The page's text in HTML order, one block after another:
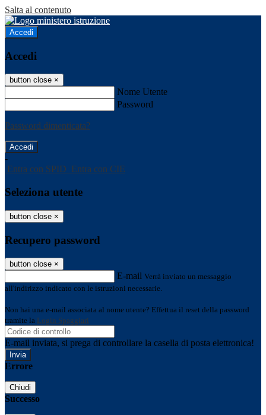
Salta al contenuto
Accedi
Accedi
button close ×
Nome Utente
Password
Password dimenticata?
-
Entra con SPID Entra con CIE
Seleziona utente
button close ×
Recupero password
button close ×
E-mail Verrà inviato un messaggio
all'indirizzo indicato con le istruzioni necessarie.
Non hai una e-mail associata al nome utente? Effettua il reset della password
tramite la Login Spaggiari
E-mail inviata, si prega di controllare la casella di posta elettronica!
Errore
Chiudi
Successo